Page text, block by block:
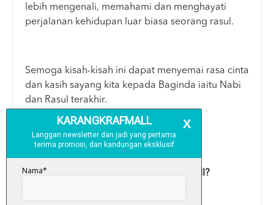
lebih mengenali, memahami dan menghayati
perjalanan kehidupan luar biasa seorang rasul.
Semoga kisah-kisah ini dapat menyemai rasa cinta
dan kasih sayang kita kepada Baginda iaitu Nabi
dan Rasul terakhir.
اللَّهُمَّ صَلِّ عَلَى سَيِّدِنَا مُحَمَّدٍ ِ
APA YANG MENARIK DENGAN BUKU INI?